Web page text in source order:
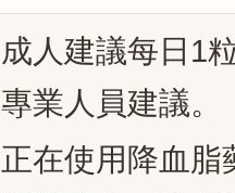
成人建議每日1
專業人員建議。
正在使用降血脂